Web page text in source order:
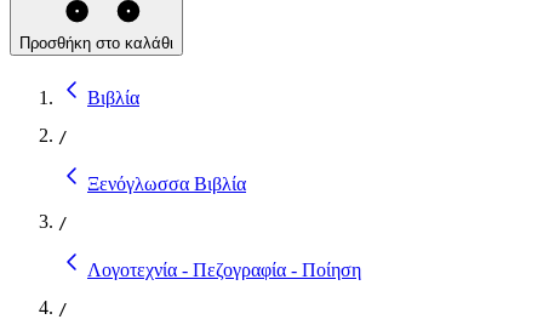
Προσθήκη στο καλάθι
Βιβλία
/
Ξενόγλωσσα Βιβλία
/
Λογοτεχνία - Πεζογραφία - Ποίηση
/